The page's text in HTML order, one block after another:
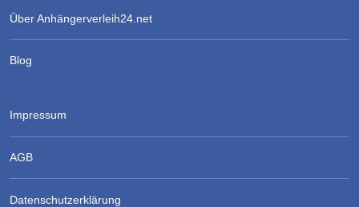
Über Anhängerverleih24.net
Blog
Impressum
AGB
Datenschutzerklärung